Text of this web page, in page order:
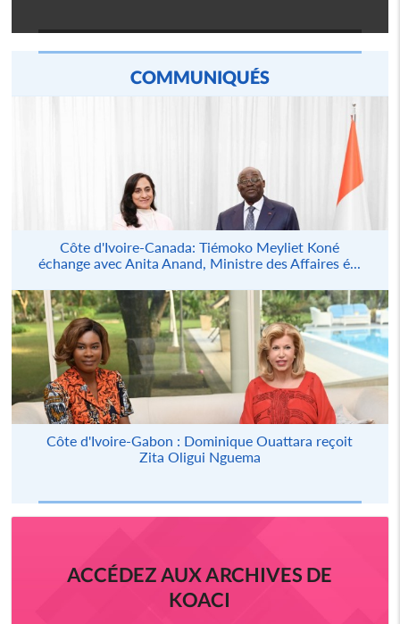
COMMUNIQUÉS
Côte d'Ivoire-Canada: Tiémoko Meyliet Koné
échange avec Anita Anand, Ministre des Affaires é...
Côte d'Ivoire-Gabon : Dominique Ouattara reçoit
Zita Oligui Nguema
ACCÉDEZ AUX ARCHIVES DE
KOACI